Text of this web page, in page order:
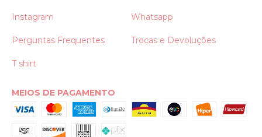
Instagram Whatsapp
Perguntas Frequentes Trocas e Devoluções
T shirt
MEIOS DE PAGAMENTO